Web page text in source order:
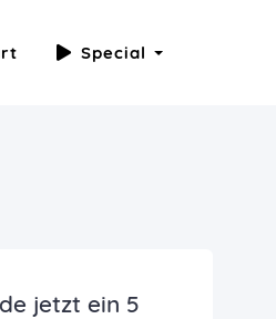
Special
jetzt ein 5